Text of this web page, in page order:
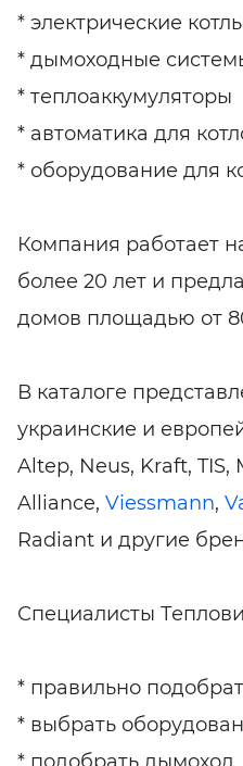
* электрические
* дымоходные
* теплоаккумуляторы
* автоматика для
* оборудование для
Компания работает
более 20 лет и
домов площадью от
В каталоге
украинские и
Altep, Neus, Kraft,
Alliance, Viessmann,
Radiant и другие
Специалисты
* правильно
* выбрать